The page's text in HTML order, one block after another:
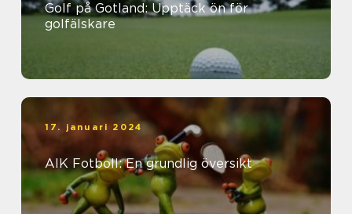
Golf på Gotland: Upptäck ön för
golfälskare
17. januari 2024
AIK Fotboll: En grundlig översikt